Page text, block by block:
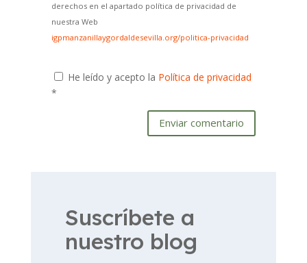
derechos en el apartado política de privacidad de
nuestra Web
igpmanzanillaygordaldesevilla.org/politica-privacidad
He leído y acepto la Política de privacidad
*
Enviar comentario
Suscríbete a
nuestro blog